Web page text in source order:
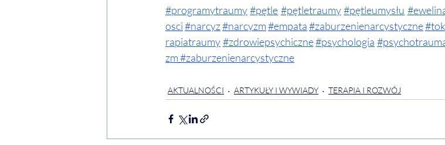
#programytraumy #pętle #pętletraumy #pętleumysłu
osci#narcyz#narcyzm#empata#zaburzenienarcystyczne
rapiatraumy#zdrowiepsychiczne#psychologia
zm#zaburzenienarcystyczne
AKTUALNOŚCI ARTYKUŁY I WYWIADY TERAPIA I ROZWÓJ